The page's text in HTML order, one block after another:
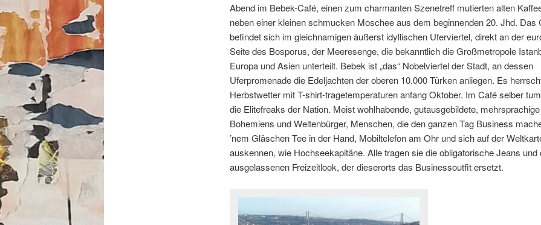
Abend im Bebek-Café, einen zum charmanten Szenetreff mutierten alten
neben einer kleinen schmucken Moschee aus dem beginnenden 20. Jhd. Das
befindet sich im gleichnamigen äußerst idyllischen Uferviertel, direkt an der
Seite des Bosporus, der Meeresenge, die bekanntlich die Großmetropole
Europa und Asien unterteilt. Bebek ist „das“ Nobelviertel der Stadt, an dessen
Uferpromenade die Edeljachten der oberen 10.000 Türken anliegen. Es
Herbstwetter mit T-shirt-tragetemperaturen anfang Oktober. Im Café selber
die Elitefreaks der Nation. Meist wohlhabende, gutausgebildete, mehrsprachige
Bohemiens und Weltenbürger, Menschen, die den ganzen Tag Business
’nem Gläschen Tee in der Hand, Mobiltelefon am Ohr und sich auf der
auskennen, wie Hochseekapitäne. Alle tragen sie die obligatorische Jeans und
ausgelassenen Freizeitlook, der dieserorts das Businessoutfit ersetzt.